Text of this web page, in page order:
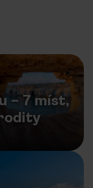
– 7 míst,